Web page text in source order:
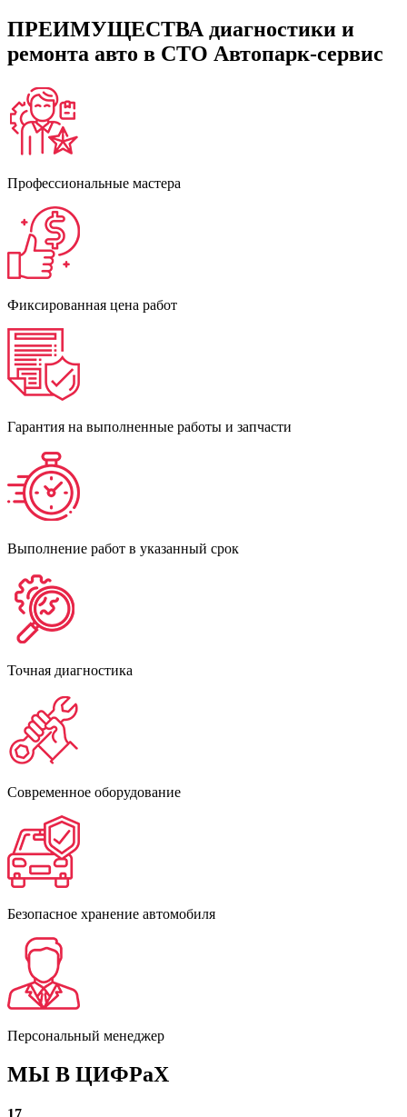
ПРЕИМУЩЕСТВА диагностики и
ремонта авто в СТО Автопарк-сервис
Профессиональные мастера
Фиксированная цена работ
Гарантия на выполненные работы и запчасти
Выполнение работ в указанный срок
Точная диагностика
Современное оборудование
Безопасное хранение автомобиля
Персональный менеджер
МЫ В ЦИФРаХ